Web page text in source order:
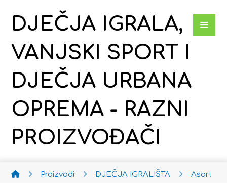
DJEČJA IGRALA,
VANJSKI SPORT I
DJEČJA URBANA
OPREMA - RAZNI
PROIZVOĐAČI
Proizvodi DJEČJA IGRALIŠTA